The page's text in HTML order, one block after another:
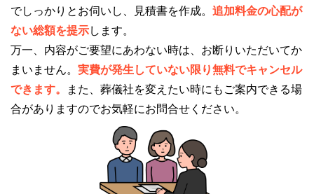
でしっかりとお伺いし、見積書を作成。 追加料金の心配が
ない総額を提示します。
万一、内容がご要望にあわない時は、お断りいただいてか
まいません。 実費が発生していない限り無料でキャンセル
できます。
また、葬儀社を変えたい時にもご案内できる場
合がありますのでお気軽にお問合せください。